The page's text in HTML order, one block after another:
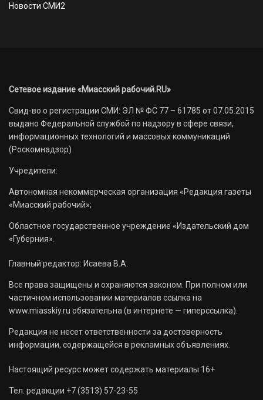
Новости СМИ2
Сетевое издание «Миасский рабочий.RU»
Свид-во о регистрации СМИ: ЭЛ № ФС 77 – 61785 от 07.05.2015
выдано Федеральной службой по надзору в сфере связи,
информационных технологий и массовых коммуникаций
(Роскомнадзор)
Учредители:
Автономная некоммерческая организация «Редакция газеты
«Миасский рабочий»;
Областное государственное учреждение «Издательский дом
«Губерния».
Главный редактор: Исаева В.А.
Все права защищены и охраняются законом. При полном или
частичном использовании материалов ссылка на
www.miasskiy.ru обязательна (в интернете — гиперссылка).
Редакция не несет ответственности за достоверность
информации, содержащейся в рекламных объявлениях.
Настоящий ресурс может содержать материалы 16+
Тел. редакции +7 (3513) 57-23-55